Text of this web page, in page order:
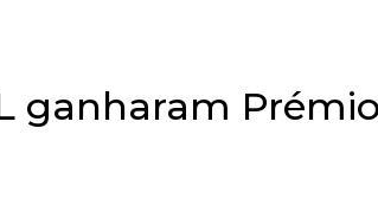
ganharam